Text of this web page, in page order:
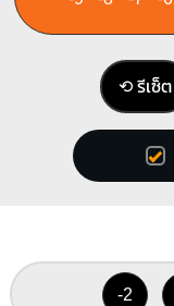
⟲ รีเซ็ต
-2